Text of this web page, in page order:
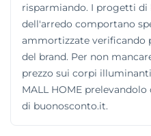
risparmiando. I progetti
dell'arredo comportano
ammortizzate verificando
del brand. Per non
prezzo sui corpi
MALL HOME
di buonosconto.it.